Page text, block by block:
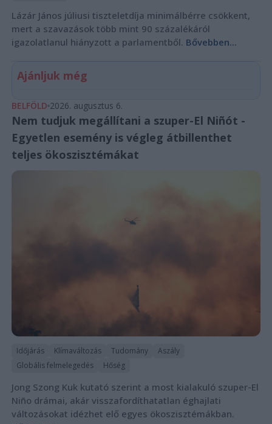
Lázár János júliusi tiszteletdíja minimálbérre csökkent,
mert a szavazások több mint 90 százalékáról
igazolatlanul hiányzott a parlamentből. Bővebben...
Ajánljuk még
BELFÖLD 2026. augusztus 6.
Nem tudjuk megállítani a szuper-El Niñót -
Egyetlen esemény is végleg átbillenthet
teljes ökoszisztémákat
Időjárás Klímaváltozás Tudomány
Aszály
Globális felmelegedés
Hőség
Jong Szong Kuk kutató szerint a most kialakuló szuper-El
Niño drámai, akár visszafordíthatatlan éghajlati
változásokat idézhet elő egyes ökoszisztémákban.